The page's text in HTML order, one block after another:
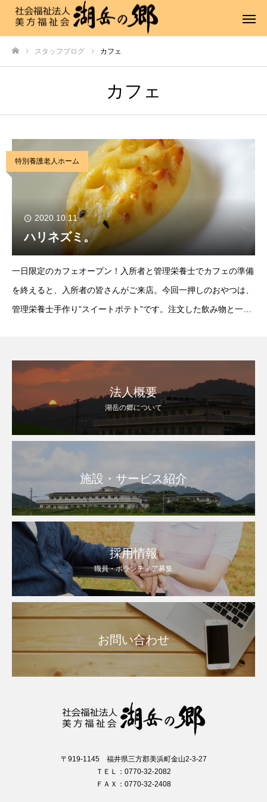
スタッフブログ カフェ
カフェ
特別養護老人ホーム
2020.10.11
ハリネズミ。
一日限定のカフェオープン！入所者と管理栄養士でカフェの準備
を終えると、入所者の皆さんがご来店。今回一押しのおやつは、
管理栄養士手作り”スイートポテト”です。注文した飲み物と一緒
法人概要
湖岳の郷について
施設・サービス紹介
採用情報
職員・ボランティア募集
お問い合わせ
〒919-1145 福井県三方郡美浜町金山2-3-27
ＴＥＬ：0770-32-2082
ＦＡＸ：0770-32-2408